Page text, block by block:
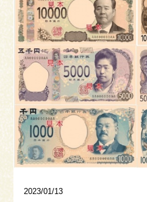
お客様の声
私たちのこと
三和建設の強み
会社概要
採用情報
2023/01/13